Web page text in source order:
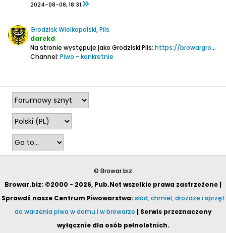
2024-08-08, 18:31
Grodzisk Wielkopolski, Pils
darekd
Na stronie występuje jako Grodziski Pils: https://browargrodzisk.com/piwa/grodziski-pils/
Channel: Piwo - konkretnie
© Browar.biz
Browar.biz: ©2000 - 2026, Pub.Net wszelkie prawa zastrzeżone |
Sprawdź nasze Centrum Piwowarstwa: słód, chmiel, drożdże i sprzęt
do warzenia piwa w domu i w browarze | Serwis przeznaczony
wyłącznie dla osób pełnoletnich.